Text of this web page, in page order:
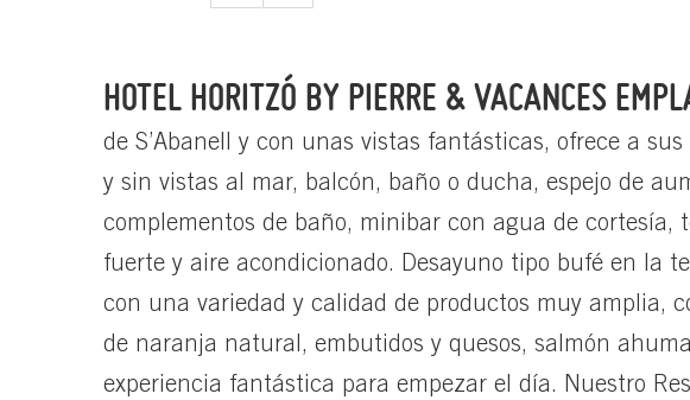
HOTEL HORITZÓ BY PIERRE & VACANCES
de S’Abanell y con unas vistas fantásticas, ofrece a
y sin vistas al mar, balcón, baño o ducha, espejo de
complementos de baño, minibar con agua de cortesía,
fuerte y aire acondicionado. Desayuno tipo bufé en la
con una variedad y calidad de productos muy amplia,
de naranja natural, embutidos y quesos, salmón
experiencia fantástica para empezar el día. Nuestro